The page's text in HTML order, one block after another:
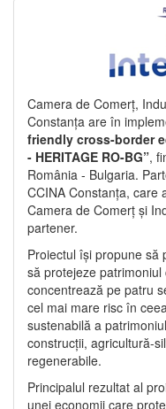
Camera de Comerț,
Constanța are în
friendly cross-border
- HERITAGE RO-BG”,
România - Bulgaria.
CCINA Constanța, care
Camera de Comerț și
partener.
Proiectul își propune să
să protejeze
concentrează pe patru
cel mai mare risc în
sustenabilă a
construcții, agricultură-
regenerabile.
Principalul rezultat al
unei economii care